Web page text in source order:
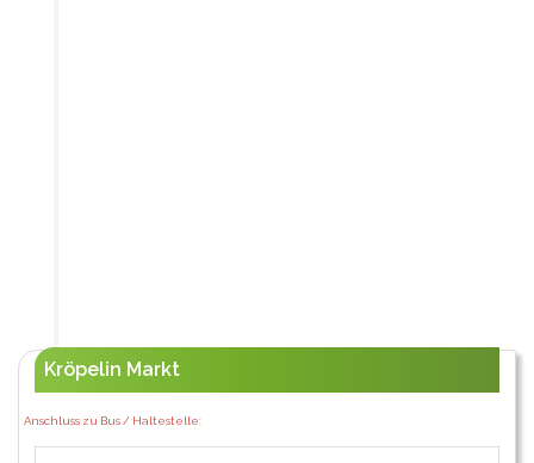
Kröpelin Markt
Anschluss zu Bus / Haltestelle: